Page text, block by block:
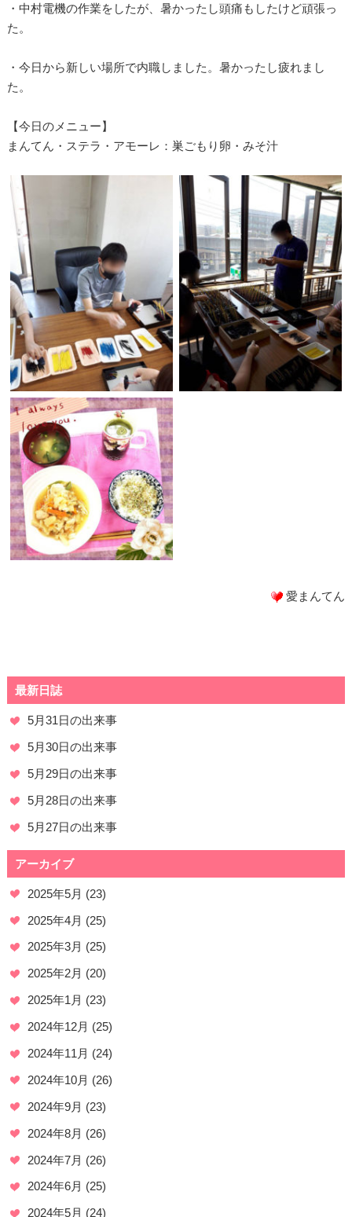
・中村電機の作業をしたが、暑かったし頭痛もしたけど頑張っ
た。
・今日から新しい場所で内職しました。暑かったし疲れまし
た。
【今日のメニュー】
まんてん・ステラ・アモーレ：巣ごもり卵・みそ汁
愛まんてん
最新日誌
5月31日の出来事
5月30日の出来事
5月29日の出来事
5月28日の出来事
5月27日の出来事
アーカイブ
2025年5月 (23)
2025年4月 (25)
2025年3月 (25)
2025年2月 (20)
2025年1月 (23)
2024年12月 (25)
2024年11月 (24)
2024年10月 (26)
2024年9月 (23)
2024年8月 (26)
2024年7月 (26)
2024年6月 (25)
2024年5月 (24)